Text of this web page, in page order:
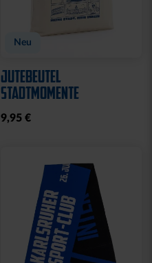
Neu
JUTEBEUTEL
STADTMOMENTE
9,95 €